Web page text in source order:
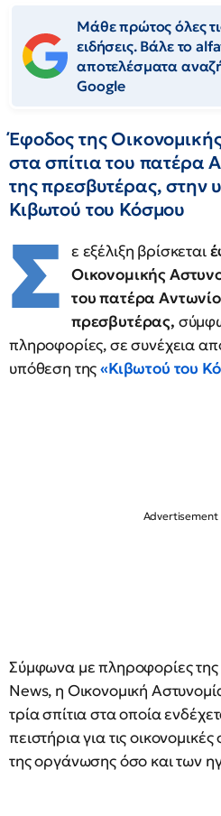
Μάθε πρώτος όλες
ειδήσεις. Βάλε το
αποτελέσματα
Google
Έφοδος της
στα σπίτια του πατέρα
της πρεσβυτέρας, στην
Κιβωτού του Κόσμου
Σ ε εξέλιξη βρίσκεται
Οικονομικής
του πατέρα
πρεσβυτέρας,
πληροφορίες, σε συνέχεια
υπόθεση της«Κιβωτού του
Σύμφωνα με πληροφορίες
News, η Οικονομική
τρία σπίτια στα οποία
πειστήρια για τις
της οργάνωσης όσο και των